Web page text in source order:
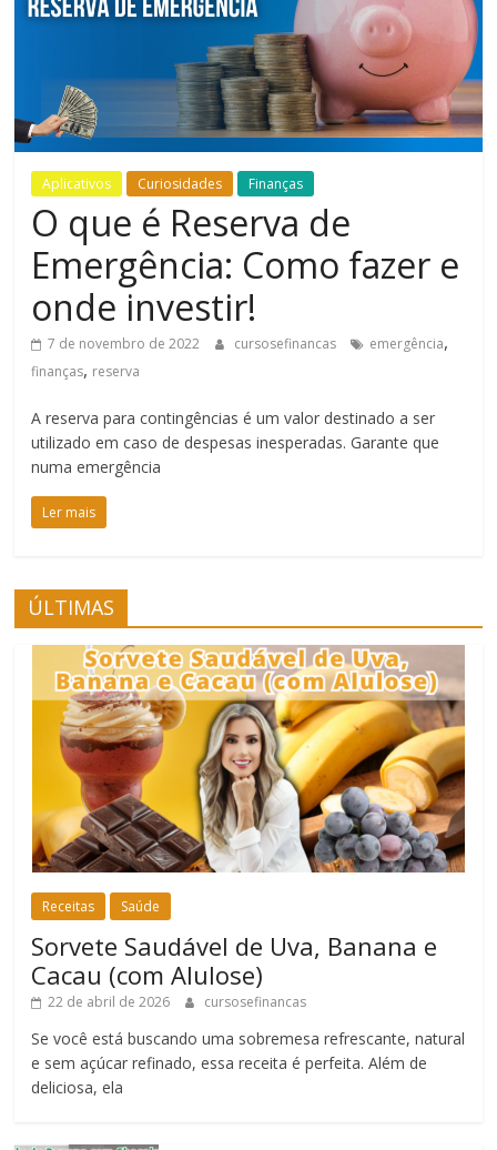
Estar
Aplicativos Curiosidades Finanças
O que é Reserva de
Emergência: Como fazer e
onde investir!
7 de novembro de 2022 cursosefinancas emergência,
finanças, reserva
A reserva para contingências é um valor destinado a ser
utilizado em caso de despesas inesperadas. Garante que
numa emergência
Ler mais
ÚLTIMAS
Receitas Saúde
Sorvete Saudável de Uva, Banana e
Cacau (com Alulose)
22 de abril de 2026 cursosefinancas
Se você está buscando uma sobremesa refrescante, natural
e sem açúcar refinado, essa receita é perfeita. Além de
deliciosa, ela